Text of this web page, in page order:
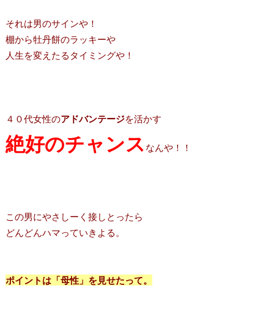
それは男のサインや！
棚から牡丹餅のラッキーや
人生を変えたるタイミングや！
４０代女性のアドバンテージを活かす
絶好のチャンス なんや！！
この男にやさしーく接しとったら
どんどんハマっていきよる。
ポイントは「母性」を見せたって。